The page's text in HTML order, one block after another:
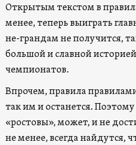
Открытым текстом в
менее, теперь выиграть
не-грандам не получится,
большой и славной
чемпионатов.
Впрочем, правила
так им и останется.
«ростовы», может, и не
не менее, всегда найдутся,